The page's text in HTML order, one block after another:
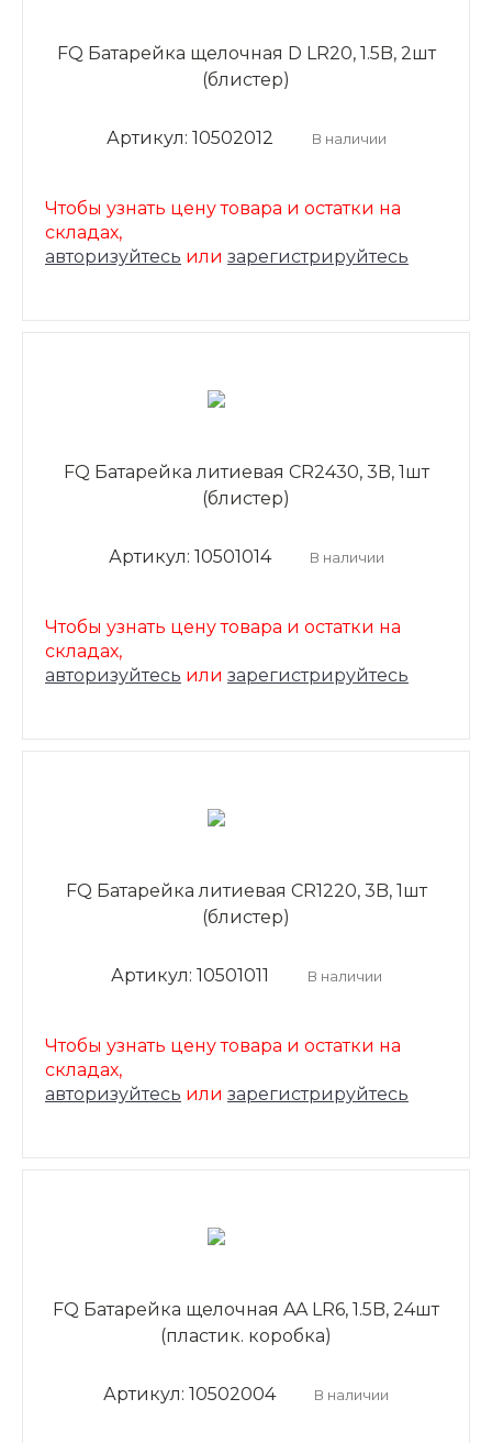
FQ Батарейка щелочная D LR20, 1.5B, 2шт
(блистер)
Артикул: 10502012 В наличии
Чтобы узнать цену товара и остатки на
складах,
авторизуйтесь или зарегистрируйтесь
FQ Батарейка литиевая CR2430, 3B, 1шт
(блистер)
Артикул: 10501014 В наличии
Чтобы узнать цену товара и остатки на
складах,
авторизуйтесь или зарегистрируйтесь
FQ Батарейка литиевая CR1220, 3B, 1шт
(блистер)
Артикул: 10501011 В наличии
Чтобы узнать цену товара и остатки на
складах,
авторизуйтесь или зарегистрируйтесь
FQ Батарейка щелочная AA LR6, 1.5B, 24шт
(пластик. коробка)
Артикул: 10502004 В наличии